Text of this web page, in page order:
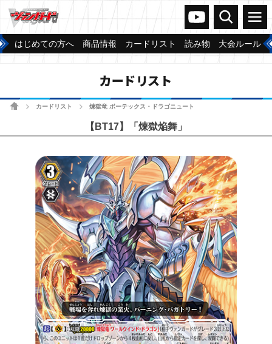
ヴァンガードch
検索 メニュー
はじめての方へ 商品情報 カードリスト 読み物 大会ルール
カードリスト
ホームカードリスト 煉獄竜 ボーテックス・ドラゴニュート
【BT17】「煉獄焔舞」